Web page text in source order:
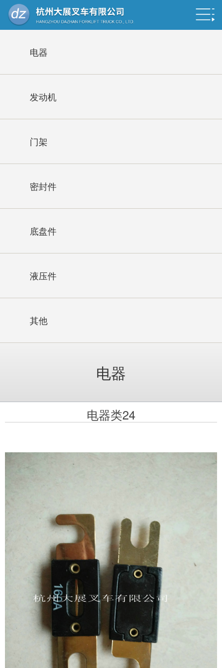
电器
发动机
门架
密封件
底盘件
液压件
其他
电器
电器类24